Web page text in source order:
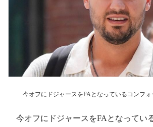
今オフにドジャースをFAとなっているコンフォ
今オフにドジャースをFAとなってい